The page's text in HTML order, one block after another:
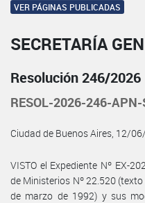
VER PÁGINAS PUBLICADAS
SECRETARÍA
Resolución 246/2026
RESOL-2026-246-APN-
Ciudad de Buenos Aires, 12/
VISTO el Expediente Nº EX-
de Ministerios Nº 22.520
de marzo de 1992) y sus